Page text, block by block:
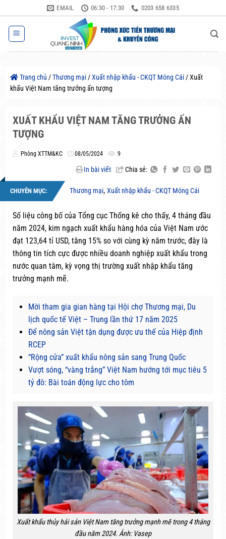
qua
nội
dung
EMAIL 06:30 - 17:30 0203 658 6335
Trang chủ /Thương mại/Xuất nhập khẩu - CKQT Móng Cái/Xuất
khẩu Việt Nam tăng trưởng ấn tượng
XUẤT KHẨU VIỆT NAM TĂNG TRƯỞNG ẤN
TƯỢNG
Phòng XTTM&KC 08/05/2024 9
In bài viết Chia sẻ:
CHUYÊN MỤC: Thương mại, Xuất nhập khẩu - CKQT Móng Cái
Số liệu công bố của Tổng cục Thống kê cho thấy, 4 tháng đầu
năm 2024, kim ngạch xuất khẩu hàng hóa của Việt Nam ước
đạt 123,64 tỉ USD, tăng 15% so với cùng kỳ năm trước, đây là
thông tin tích cực được nhiều doanh nghiệp xuất khẩu trong
nước quan tâm, kỳ vọng thị trường xuất nhập khẩu tăng
trưởng mạnh mẽ.
Mời tham gia gian hàng tại Hội chợ Thương mại, Du
lịch quốc tế Việt – Trung lần thứ 17 năm 2025
Để nông sản Việt tận dụng được ưu thế của Hiệp định
RCEP
“Rộng cửa” xuất khẩu nông sản sang Trung Quốc
Vượt sóng, “vàng trắng” Việt Nam hướng tới mục tiêu 5
tỷ đô: Bài toán động lực cho tôm
Xuất khẩu thủy hải sản Việt Nam tăng trưởng mạnh mẽ trong 4 tháng
đầu năm 2024. Ảnh: Vasep